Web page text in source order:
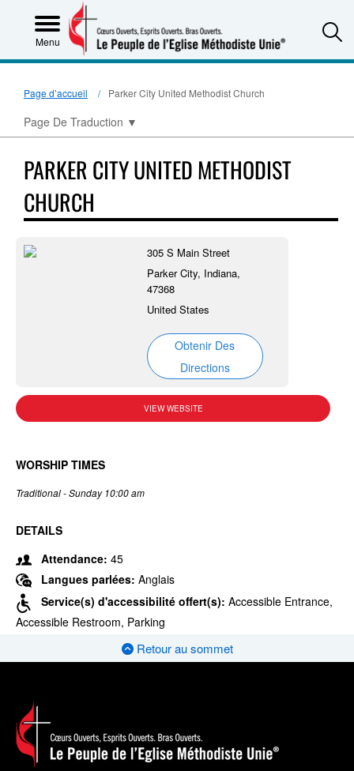
Menu
Page d’accueil Parker City United Methodist Church
Page De Traduction ▼
PARKER CITY UNITED METHODIST
CHURCH
305 S Main Street
Parker City, Indiana,
47368
United States
Obtenir Des
Directions
VIEW WEBSITE
WORSHIP TIMES
Traditional - Sunday 10:00 am
DETAILS
Attendance: 45
Langues parlées: Anglais
Service(s) d'accessibilité offert(s): Accessible Entrance,
Accessible Restroom, Parking
Retour au sommet